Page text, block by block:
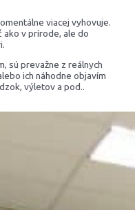
viacej vyhovuje.
ako v prírode, ale do
sú prevažne z reálnych
ich náhodne objavím
výletov a pod..